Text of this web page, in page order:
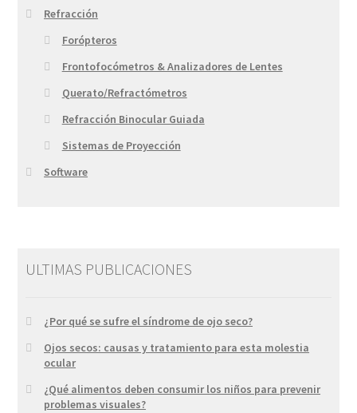
Refracción
Forópteros
Frontofocómetros & Analizadores de Lentes
Querato/Refractómetros
Refracción Binocular Guiada
Sistemas de Proyección
Software
ULTIMAS PUBLICACIONES
¿Por qué se sufre el síndrome de ojo seco?
Ojos secos: causas y tratamiento para esta molestia
ocular
¿Qué alimentos deben consumir los niños para prevenir
problemas visuales?